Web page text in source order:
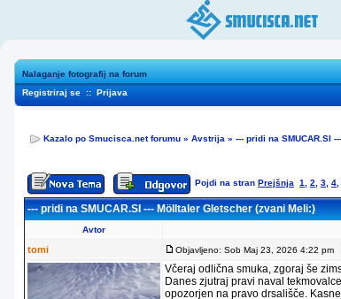
Nalaganje fotografij na forum
Registriraj se :: Prijava
Kazalo po Smucisca.net forumu » Avstrija » --- pridi na SMUCAR.SI
Pojdi na stran Prejšnja 1 2 3 4
--- pridi na SMUCAR.SI --- Mölltaler Gletscher (zvani Meli:)
Avtor
tomi Objavljeno: Sob Maj 23, 2026 4:22 pm
Včeraj odlična smuka, zgoraj še
Danes zjutraj pravi naval
opozorjen na pravo drsališče.